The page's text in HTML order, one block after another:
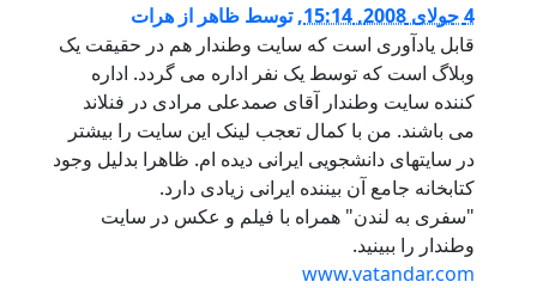
4 جولای 2008, 15:14 ,توسط ظاهر از هرات
قابل یادآوری است که سایت وطندار هم در حقیقت یک
وبلاگ است که توسط یک نفر اداره می گردد. اداره
کننده سایت وطندار آقای صمدعلی مرادی در فنلاند
می باشند. من با کمال تعجب لینک این سایت را بیشتر
در سایتهای دانشجویی ایرانی دیده ام. ظاهرا بدلیل وجود
کتابخانه جامع آن بیننده ایرانی زیادی دارد.
"سفری به لندن" همراه با فیلم و عکس در سایت
وطندار را ببینید.
www.vatandar.com